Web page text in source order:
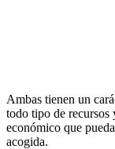
Ambas tienen un
todo tipo de recursos
económico que
acogida.